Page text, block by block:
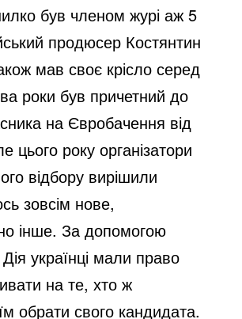
був членом журі аж 5
продюсер Костянтин
мав своє крісло серед
роки був причетний до
на Євробачення від
цього року організатори
відбору вирішили
зовсім нове,
інше. За допомогою
українці мали право
на те, хто ж
обрати свого кандидата.